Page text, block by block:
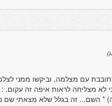
עם מצלמה, וביקשו ממני
לא מצליחה לראות איפה זה
* השם... זה בגלל שלא מצאתי שם